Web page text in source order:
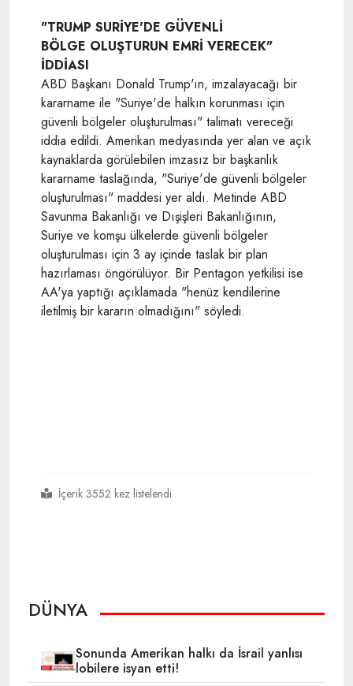
"TRUMP SURİYE'DE GÜVENLİ
BÖLGE OLUŞTURUN EMRİ VERECEK"
İDDİASI
ABD Başkanı Donald Trump'ın, imzalayacağı bir
kararname ile "Suriye'de halkın korunması için
güvenli bölgeler oluşturulması" talimatı vereceği
iddia edildi. Amerikan medyasında yer alan ve açık
kaynaklarda görülebilen imzasız bir başkanlık
kararname taslağında, "Suriye'de güvenli bölgeler
oluşturulması" maddesi yer aldı. Metinde ABD
Savunma Bakanlığı ve Dışişleri Bakanlığının,
Suriye ve komşu ülkelerde güvenli bölgeler
oluşturulması için 3 ay içinde taslak bir plan
hazırlaması öngörülüyor. Bir Pentagon yetkilisi ise
AA'ya yaptığı açıklamada "henüz kendilerine
iletilmiş bir kararın olmadığını" söyledi.
#abd başkanı donald trump
#7 ülkeye vize ambargosu
İçerik 3552 kez listelendi
DÜNYA
Sonunda Amerikan halkı da İsrail yanlısı
lobilere isyan etti!